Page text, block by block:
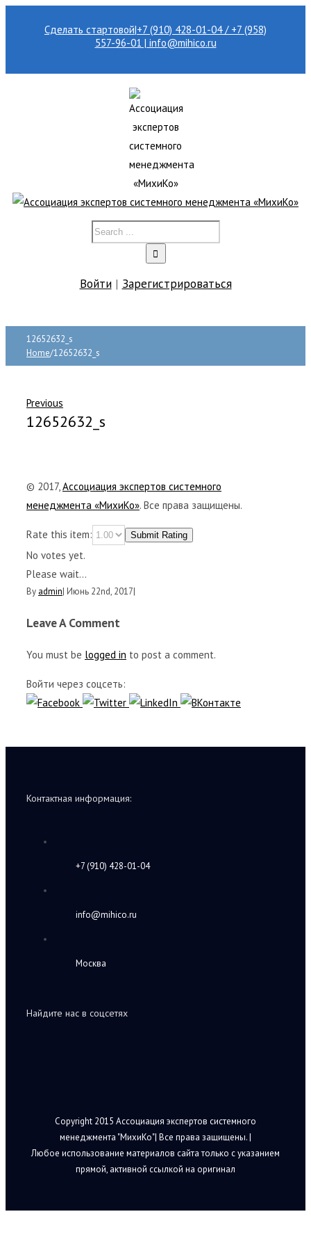
Сделать стартовой|+7 (910) 428-01-04 / +7 (958)
557-96-01 | info@mihico.ru
Войти| Зарегистрироваться
12652632_s
Home/12652632_s
Previous
12652632_s
© 2017,Ассоциация экспертов системного
менеджмента «МихиКо». Все права защищены.
Rate this item: Submit Rating
No votes yet.
Please wait...
By admin| Июнь 22nd, 2017|
Leave A Comment
You must be logged in to post a comment.
Войти через соцсеть:
Контактная информация:
+7 (910) 428-01-04
info@mihico.ru
Москва
Найдите нас в соцсетях
Copyright 2015 Ассоциация экспертов системного
менеджмента "МихиКо"| Все права защищены. |
Любое использование материалов сайта только с указанием
прямой, активной ссылкой на оригинал